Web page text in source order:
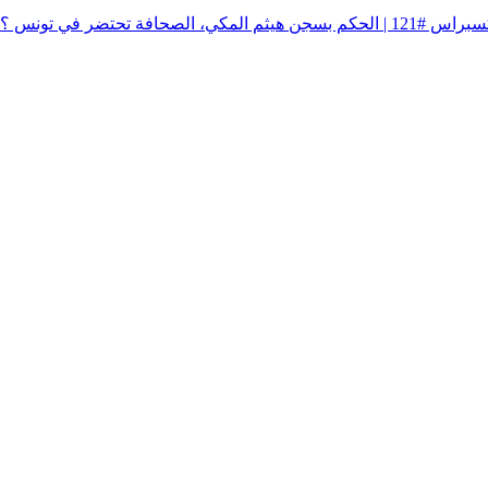
#121 | الحكم بسجن هيثم المكي، الصحافة تحتضر في تونس ؟